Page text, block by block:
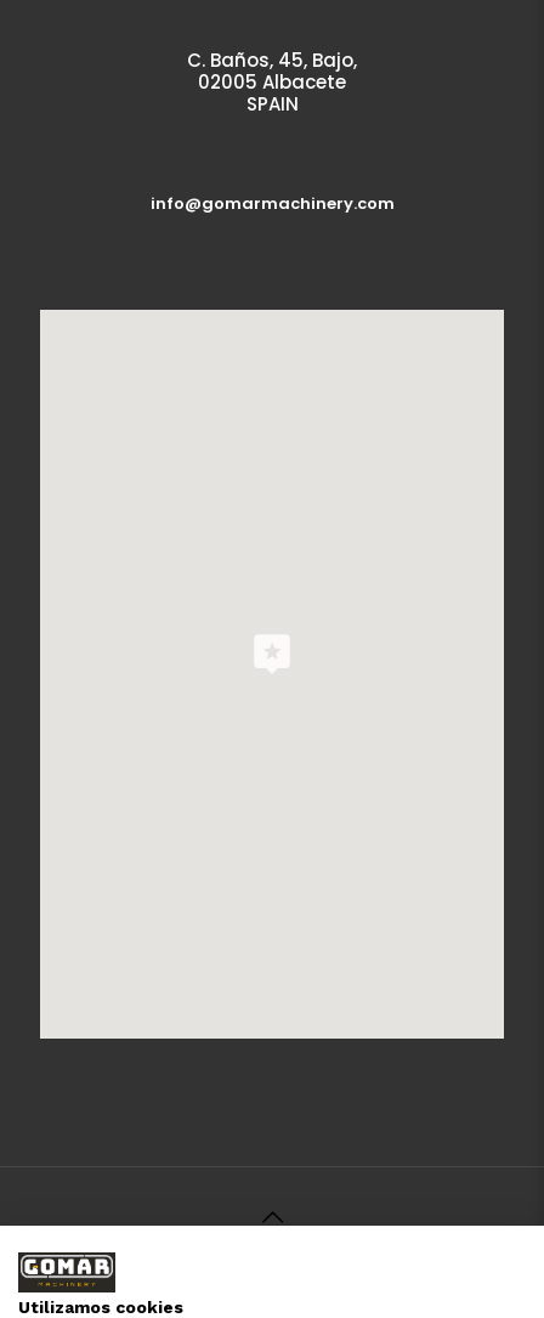
C. Baños, 45, Bajo,
02005 Albacete
SPAIN
info@gomarmachinery.com
© 2021 Gomar Machinery -
Privacidad
Utilizamos cookies